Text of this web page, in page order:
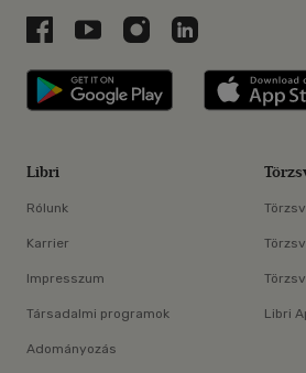
Libri a Facebookon
Libri a Youtube-on
Libri azLibri a
Libri applikáció
Libri
Rólunk
Karrier
Impresszum
Társadalmi programok
Adományozás
Libri